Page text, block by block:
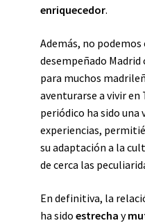
enriquecedor.
Además, no
desempeñado
para muchos
aventurarse a vivir en
periódico ha sido una
experiencias,
su adaptación a la
de cerca las
En definitiva, la
ha sido estrecha y